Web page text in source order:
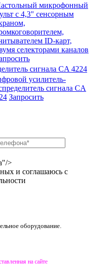
микрофонный
с 4,3" сенсорным
ID-карт,
селекторами каналов
сигнала CA 4224
усилитель-
сигнала CA
Запросить
>
и соглашаюсь с
оборудование.
на сайте